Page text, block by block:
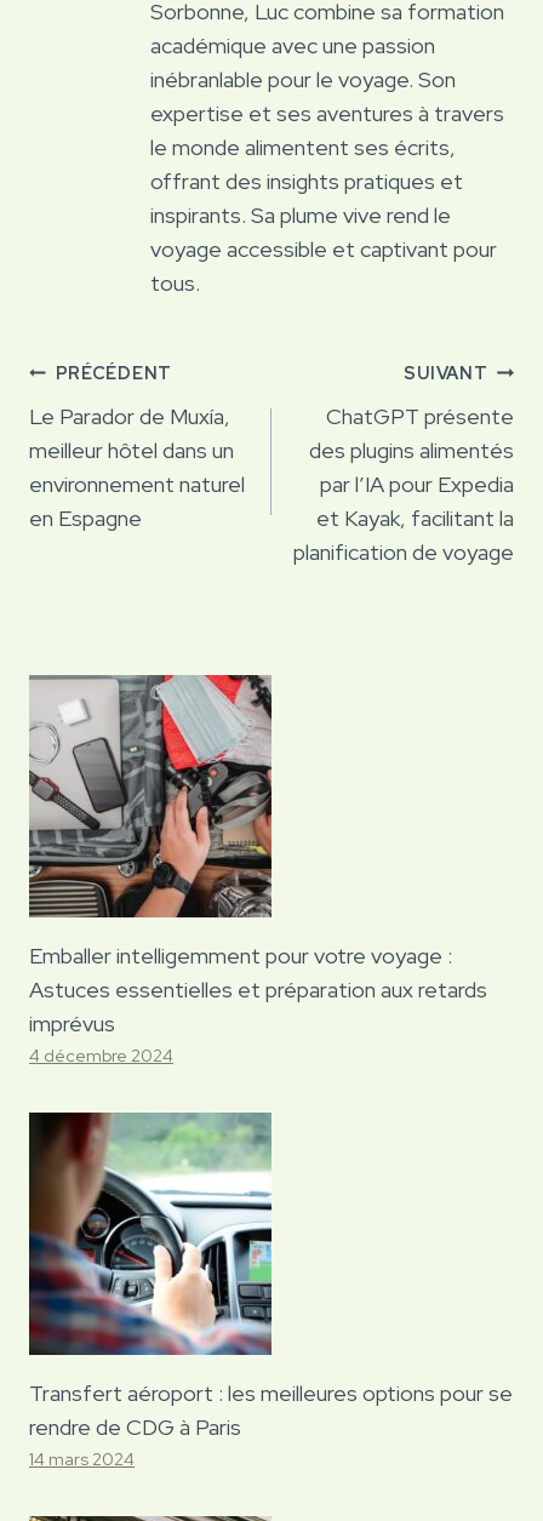
Sorbonne, Luc combine sa formation
académique avec une passion
inébranlable pour le voyage. Son
expertise et ses aventures à travers
le monde alimentent ses écrits,
offrant des insights pratiques et
inspirants. Sa plume vive rend le
voyage accessible et captivant pour
tous.
Navigation
de
l’article
PRÉCÉDENT
Le Parador de Muxía,
meilleur hôtel dans un
environnement naturel
en Espagne
SUIVANT
ChatGPT présente
des plugins alimentés
par l’IA pour Expedia
et Kayak, facilitant la
planification de voyage
Emballer intelligemment pour votre voyage :
Astuces essentielles et préparation aux retards
imprévus
4 décembre 2024
Transfert aéroport : les meilleures options pour se
rendre de CDG à Paris
14 mars 2024